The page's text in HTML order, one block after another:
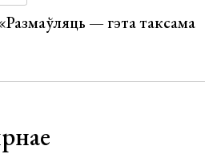
— гэта таксама